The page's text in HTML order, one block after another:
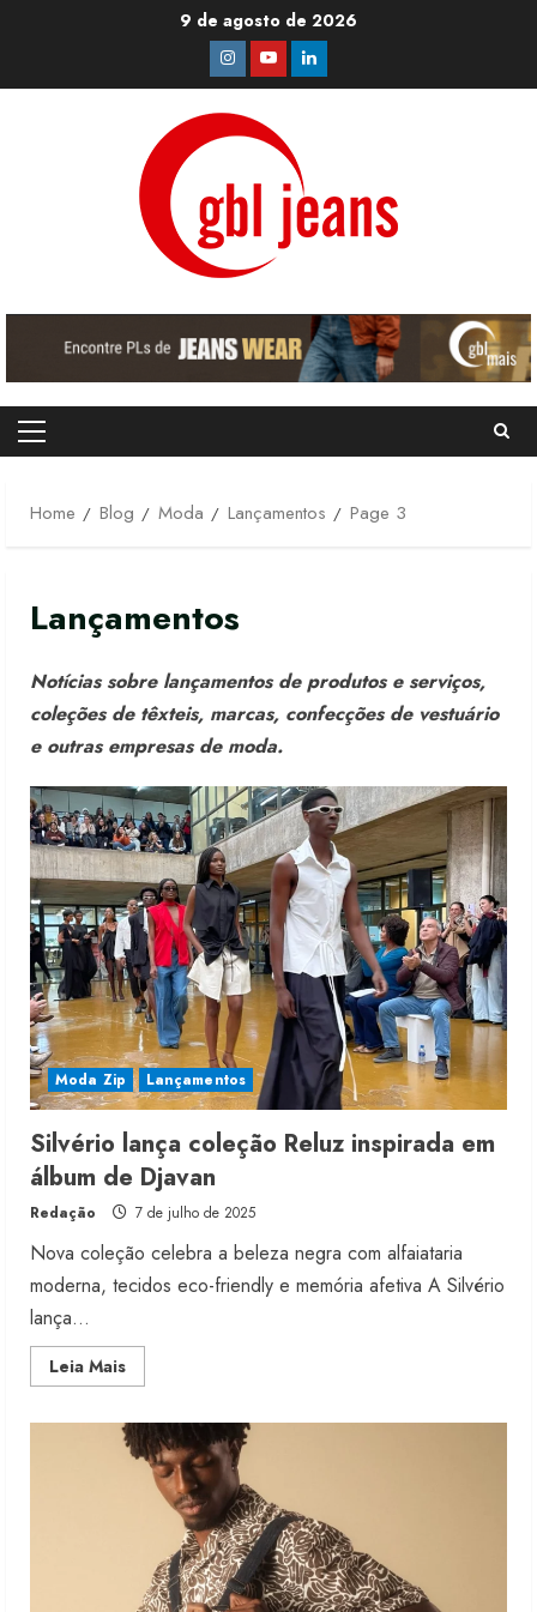
9 de agosto de 2026
Instagram
YoutubeLinkedin
Primary
Home
Blog Moda Lançamentos Page 3
Lançamentos
Notícias sobre lançamentos de produtos e serviços,
coleções de têxteis, marcas, confecções de vestuário
e outras empresas de moda.
Moda Zip Lançamentos
Silvério lança coleção Reluz inspirada em
álbum de Djavan
Redação 7 de julho de 2025
Nova coleção celebra a beleza negra com alfaiataria
moderna, tecidos eco-friendly e memória afetiva A Silvério
lança...
Leia MaisRead
more
lança
coleção
Reluz
inspirada
álbum
Djavan